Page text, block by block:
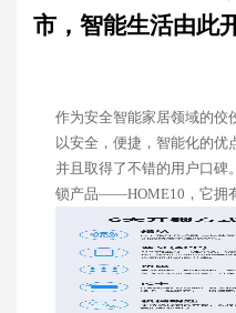
市，智能生活由此
作为安全智能家居领域的佼
以安全，便捷，智能化的优
并且取得了不错的用户口碑
锁产品——HOME10，它拥